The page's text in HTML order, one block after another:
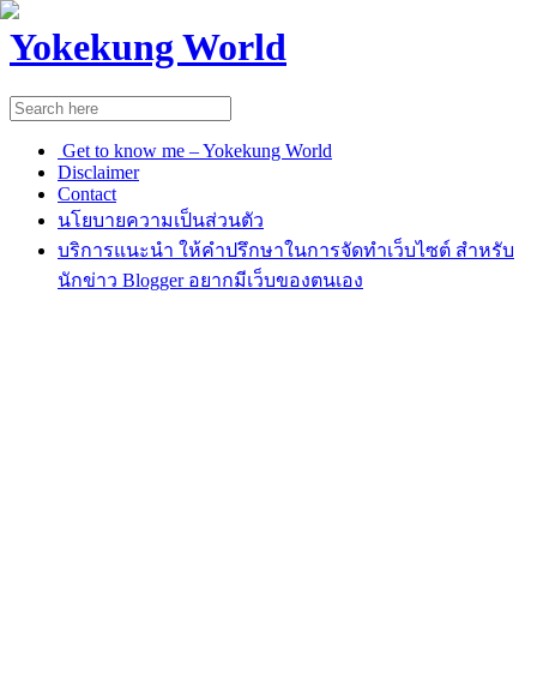
Yokekung World
Get to know me – Yokekung World
Disclaimer
Contact
นโยบายความเป็นส่วนตัว
บริการแนะนำ ให้คำปรึกษาในการจัดทำเว็บไซต์ สำหรับ
นักข่าว Blogger อยากมีเว็บของตนเอง